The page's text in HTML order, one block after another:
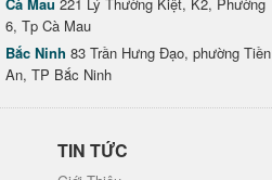
6, Tp Cà Mau
Bắc Ninh 83 Trần Hưng Đạo, phường Tiền
An, TP Bắc Ninh
TIN TỨC